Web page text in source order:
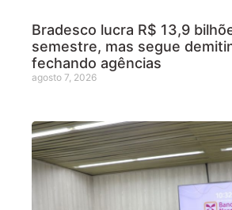
Bradesco lucra R$ 13,9
semestre, mas segue
fechando agências
agosto 7, 2026